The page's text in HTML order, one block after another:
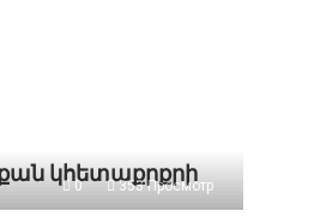
կհետաքրքրի
0 353 Просмотр